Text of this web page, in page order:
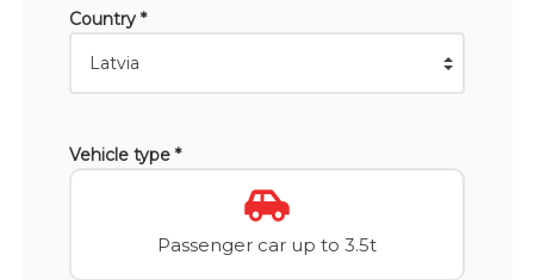
Country *
Vehicle type *
Passenger car up to 3.5t